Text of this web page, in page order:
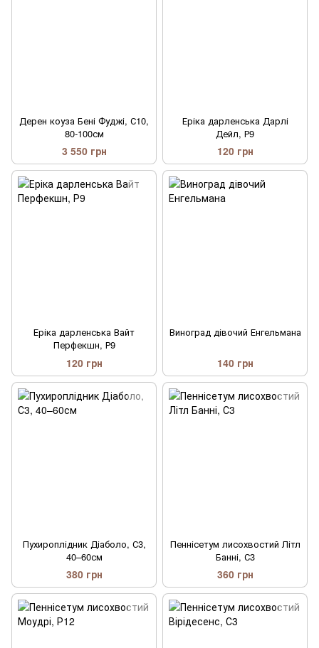
Дерен коуза Бені Фуджі, С10,
80-100см
3 550 грн
Еріка дарленська Дарлі
Дейл, Р9
120 грн
Еріка дарленська Вайт
Перфекшн, Р9
120 грн
Виноград дівочий Енгельмана
140 грн
Пухироплідник Діаболо, С3,
40–60см
380 грн
Пеннісетум лисохвостий Літл
Банні, С3
360 грн